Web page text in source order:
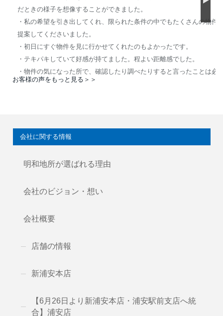
だときの様子を想像することができました。
・私の希望を引き出してくれ、限られた条件の中でもたくさんの物件
提案してくださいました。
・初日にすぐ物件を見に行かせてくれたのもよかったです。
・テキパキしていて好感が持てました。程よい距離感でした。
・物件の気になった所で、確認したり調べたりすると言ったことは必
次回に報告してくれて信頼できました。
応してくださいました。
金森さんのお陰で好きなお部屋に決まることができました！
お客様の声をもっと見る＞＞
会社に関する情報
明和地所が選ばれる理由
会社のビジョン・想い
会社概要
店舗の情報
新浦安本店
【6月26日より新浦安本店・浦安駅前支店へ統
合】浦安店